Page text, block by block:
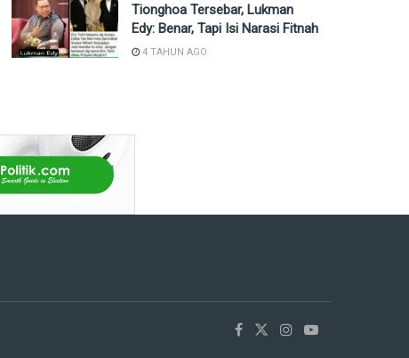
Tionghoa Tersebar, Lukman
Edy: Benar, Tapi Isi Narasi Fitnah
4 TAHUN AGO